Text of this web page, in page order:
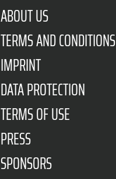
ABOUT US
TERMS AND CONDITIONS
IMPRINT
DATA PROTECTION
TERMS OF USE
PRESS
SPONSORS